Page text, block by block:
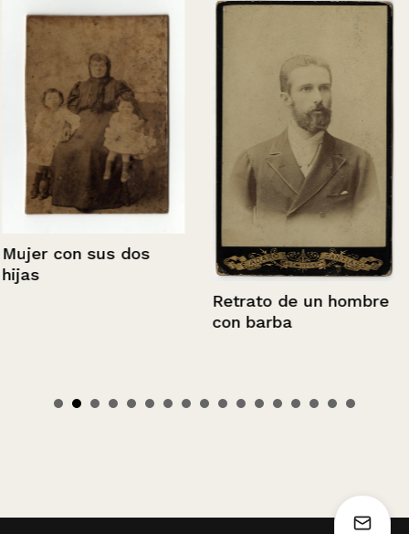
Mujer con sus dos
hijas
Retrato de un hombre
con barba